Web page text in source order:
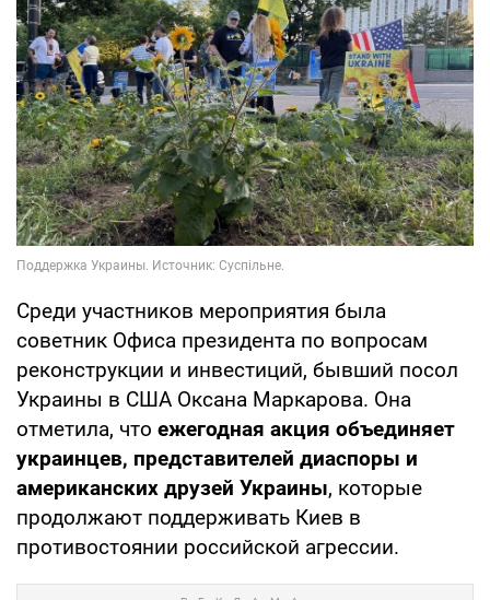
Среди участников мероприятия была
советник Офиса президента по вопросам
реконструкции и инвестиций, бывший посол
Украины в США Оксана Маркарова. Она
отметила, что ежегодная акция объединяет
украинцев, представителей диаспоры и
американских друзей Украины, которые
продолжают поддерживать Киев в
противостоянии российской агрессии.